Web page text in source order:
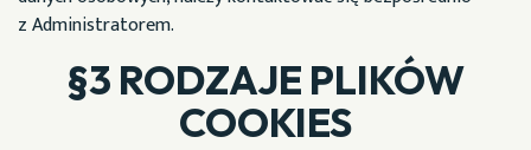
z Administratorem.
§3 RODZAJE PLIKÓW
COOKIES